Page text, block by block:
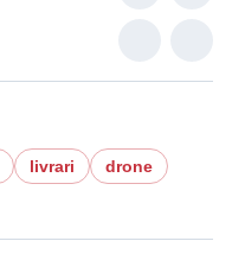
livrari
drone